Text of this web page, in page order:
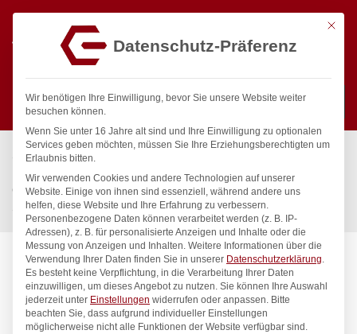
Suchen
Start / Gastronomiebedarf & Gastro Geräte für Profis
Küchenartikel
Gastronormbehälter
/
Gastronorm-Behälter 1/2, HENDI, Profi Line, GN 1/2, 4L,
Schwarz, 325x265x(H)65mm
Mit
Datenschutz-Präferenz
Wir benötigen Ihre Einwilligung, bevor Sie unsere Website weiter
besuchen können.
Wenn Sie unter 16 Jahre alt sind und Ihre Einwilligung zu optionalen
Services geben möchten, müssen Sie Ihre Erziehungsberechtigten um
Erlaubnis bitten.
Wir verwenden Cookies und andere Technologien auf unserer
Website. Einige von ihnen sind essenziell, während andere uns
helfen, diese Website und Ihre Erfahrung zu verbessern.
Personenbezogene Daten können verarbeitet werden (z. B. IP-
Adressen), z. B. für personalisierte Anzeigen und Inhalte oder die
Messung von Anzeigen und Inhalten. Weitere Informationen über die
Verwendung Ihrer Daten finden Sie in unserer Datenschutzerklärung.
Es besteht keine Verpflichtung, in die Verarbeitung Ihrer Daten
einzuwilligen, um dieses Angebot zu nutzen. Sie können Ihre Auswahl
jederzeit unter Einstellungen widerrufen oder anpassen. Bitte
beachten Sie, dass aufgrund individueller Einstellungen
möglicherweise nicht alle Funktionen der Website verfügbar sind.